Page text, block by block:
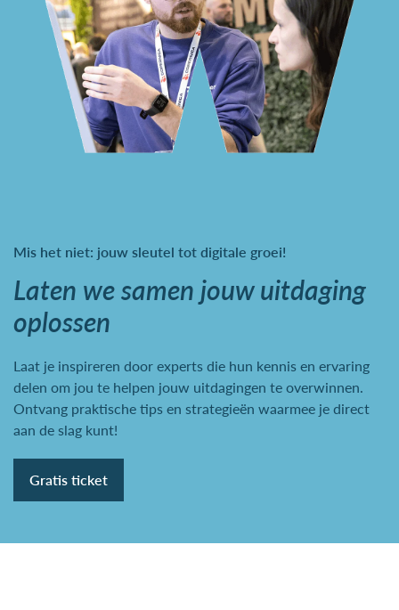
Mis het niet: jouw sleutel tot digitale groei!
Laten we samen jouw uitdaging
oplossen
Laat je inspireren door experts die hun kennis en ervaring
delen om jou te helpen jouw uitdagingen te overwinnen.
Ontvang praktische tips en strategieën waarmee je direct
aan de slag kunt!
Gratis ticket